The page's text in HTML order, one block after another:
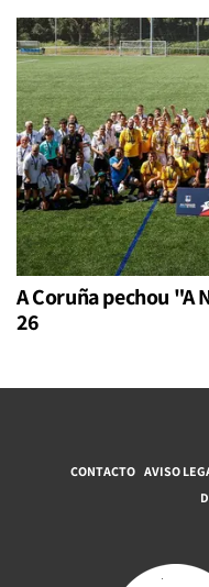
A Coruña pechou "A
26
CONTACTO AVISO